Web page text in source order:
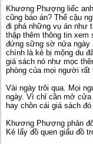
Khương Phượng liếc
cũng báo án? Thế cậu
đi phá những vụ án như
thập thêm thông tin xem
đứng sững sờ nửa ngày
chính là kẻ bị mộng du
giá sách nó như mọc
phòng của mọi người
Vài ngày trôi qua. Mọi
ngày. Vì chỉ cần mở cửa
hay chôn cái giá sách
Khương Phượng phản
Kẻ lấy đồ quen giấu đồ